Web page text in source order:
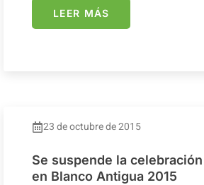
LEER MÁS
23 de octubre de 2015
Se suspende la
en Blanco Antigua 2015